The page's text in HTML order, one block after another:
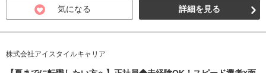
気になる 詳細を見る
株式会社アイスタイルキャリア